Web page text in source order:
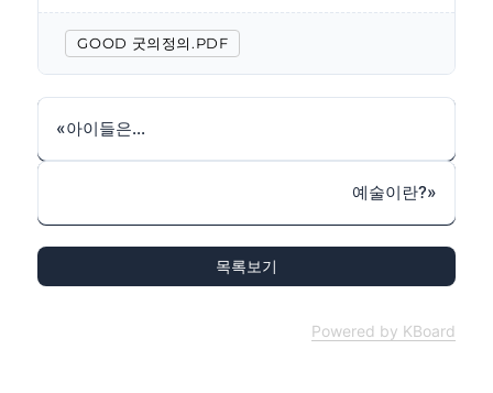
GOOD 굿의정의.PDF
«아이들은...
예술이란?»
목록보기
Powered by KBoard